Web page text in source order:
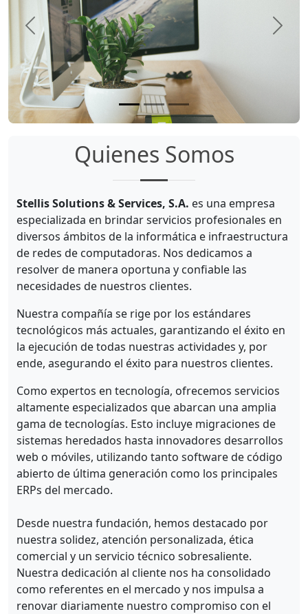
Previous Next
Quienes Somos
Stellis Solutions & Services, S.A. es una empresa
especializada en brindar servicios profesionales en
diversos ámbitos de la informática e infraestructura
de redes de computadoras. Nos dedicamos a
resolver de manera oportuna y confiable las
necesidades de nuestros clientes.
Nuestra compañía se rige por los estándares
tecnológicos más actuales, garantizando el éxito en
la ejecución de todas nuestras actividades y, por
ende, asegurando el éxito para nuestros clientes.
Como expertos en tecnología, ofrecemos servicios
altamente especializados que abarcan una amplia
gama de tecnologías. Esto incluye migraciones de
sistemas heredados hasta innovadores desarrollos
web o móviles, utilizando tanto software de código
abierto de última generación como los principales
ERPs del mercado.
Desde nuestra fundación, hemos destacado por
nuestra solidez, atención personalizada, ética
comercial y un servicio técnico sobresaliente.
Nuestra dedicación al cliente nos ha consolidado
como referentes en el mercado y nos impulsa a
renovar diariamente nuestro compromiso con el